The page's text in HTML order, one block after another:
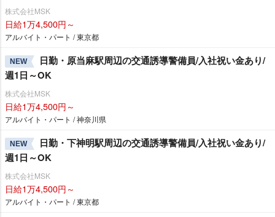
株式会社MSK
日給1万4,500円～
アルバイト・パート / 東京都
NEW
日勤・原当麻駅周辺の交通誘導警備員/入社祝い金あり/
週1日～OK
株式会社MSK
日給1万4,500円～
アルバイト・パート / 神奈川県
NEW
日勤・下神明駅周辺の交通誘導警備員/入社祝い金あり/
週1日～OK
株式会社MSK
日給1万4,500円～
アルバイト・パート / 東京都